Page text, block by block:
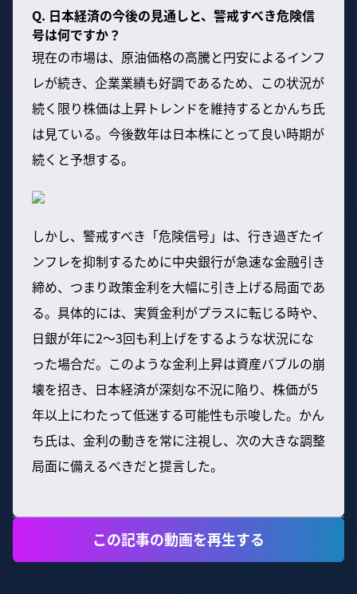
Q. 日本経済の今後の見通しと、警戒すべき危険信
号は何ですか？
現在の市場は、原油価格の高騰と円安によるインフ
レが続き、企業業績も好調であるため、この状況が
続く限り株価は上昇トレンドを維持するとかんち氏
は見ている。今後数年は日本株にとって良い時期が
続くと予想する。
しかし、警戒すべき「危険信号」は、行き過ぎたイ
ンフレを抑制するために中央銀行が急速な金融引き
締め、つまり政策金利を大幅に引き上げる局面であ
る。具体的には、実質金利がプラスに転じる時や、
日銀が年に2～3回も利上げをするような状況にな
った場合だ。このような金利上昇は資産バブルの崩
壊を招き、日本経済が深刻な不況に陥り、株価が5
年以上にわたって低迷する可能性も示唆した。かん
ち氏は、金利の動きを常に注視し、次の大きな調整
局面に備えるべきだと提言した。
この記事の動画を再生する